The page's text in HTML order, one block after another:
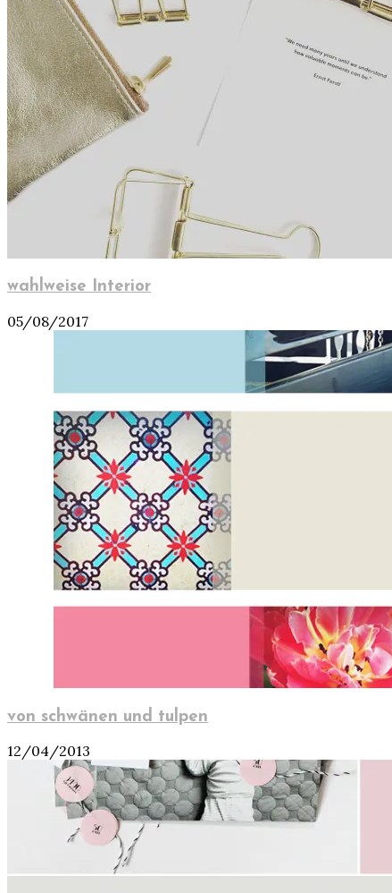
wahlweise Interior
05/08/2017
von schwänen und tulpen
12/04/2013